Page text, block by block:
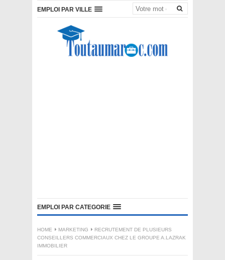
EMPLOI PAR VILLE
EMPLOI PAR CATEGORIE
HOME MARKETING
RECRUTEMENT DE PLUSIEURS
CONSEILLERS COMMERCIAUX CHEZ LE GROUPE A.LAZRAK
IMMOBILIER